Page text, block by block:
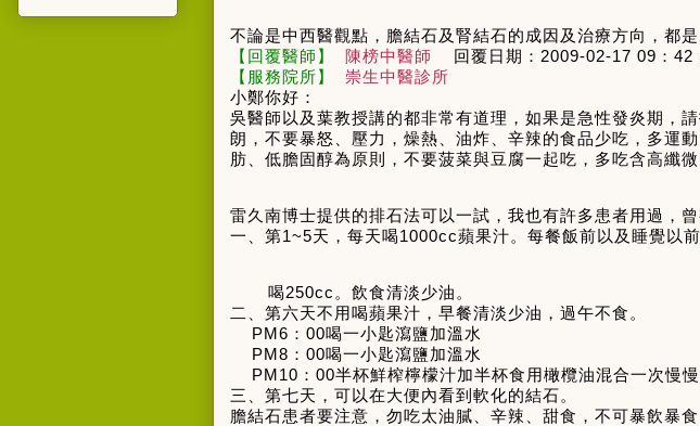
不論是中西醫觀點，膽結石及腎結石的成因及治療方向，都是
【回覆醫師】
陳榜中醫師 回覆日期： 2009-02-17 09 ： 42
【服務院所】
崇生中醫診所
小鄭你好：
吳醫師以及葉教授講的都非常有道理，如果是急性發炎期，
朗，不要暴怒、壓力，燥熱、油炸、辛辣的食品少吃，多運
肪、低膽固醇為原則，不要菠菜與豆腐一起吃，多吃含高纖
雷久南博士提供的排石法可以一試，我也有許多患者用過，曾
一、第1~5天，每天喝1000cc蘋果汁。每餐飯前以及睡覺以
喝250cc 。飲食清淡少油。
二、第六天不用喝蘋果汁，早餐清淡少油，過午不食。
PM6 ： 00喝一小匙瀉鹽加溫水
PM8 ： 00喝一小匙瀉鹽加溫水
PM10 ： 00半杯鮮榨檸檬汁加半杯食用橄欖油混合一次慢
三、第七天，可以在大便內看到軟化的結石。
膽結石患者要注意，勿吃太油膩、辛辣、甜食，不可暴飲暴食